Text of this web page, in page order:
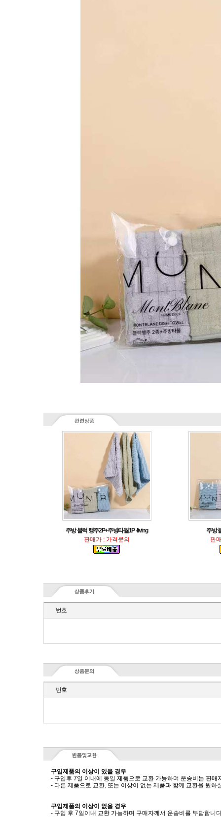
주방 블럭 행주2P+주방타월1P -living
판매가 : 가격문의
주방
판
번호
번호
구입제품의 이상이 있을 경우
- 구입후 7일 이내에 동일 제품으로 교환 가능하며 운송비는 판매
- 다른 제품으로 교환, 또는 이상이 없는 제품과 함께 교환을 원하
구입제품의 이상이 없을 경우
- 구입 후 7일이내 교환 가능하며 구매자께서 운송비를 부담합니